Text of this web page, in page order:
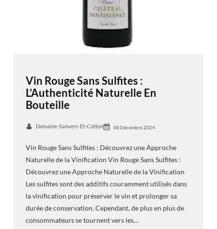
Vin Rouge Sans Sulfites :
L’Authenticité Naturelle En
Bouteille
Domaine-Sanvers-Et-Cotton 08 Décembre 2024
Vin Rouge Sans Sulfites : Découvrez une Approche
Naturelle de la Vinification Vin Rouge Sans Sulfites :
Découvrez une Approche Naturelle de la Vinification
Les sulfites sont des additifs couramment utilisés dans
la vinification pour préserver le vin et prolonger sa
durée de conservation. Cependant, de plus en plus de
consommateurs se tournent vers les…